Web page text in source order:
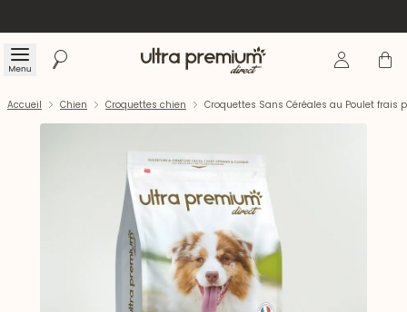
Menu Rechercher Accueil Se Panier
Accueil Chien Croquettes chien Croquettes Sans Céréales au Poulet